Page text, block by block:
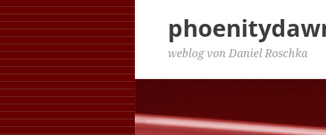
weblog von Daniel Roschka